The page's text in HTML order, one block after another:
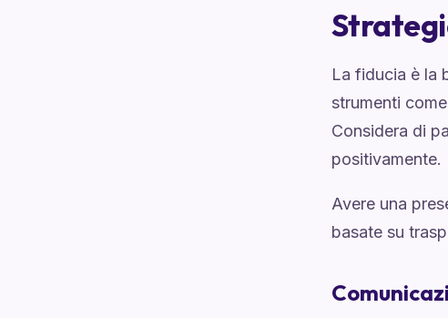
La fiducia è la
strumenti
Considera di
positivamente.
Avere una
basate su